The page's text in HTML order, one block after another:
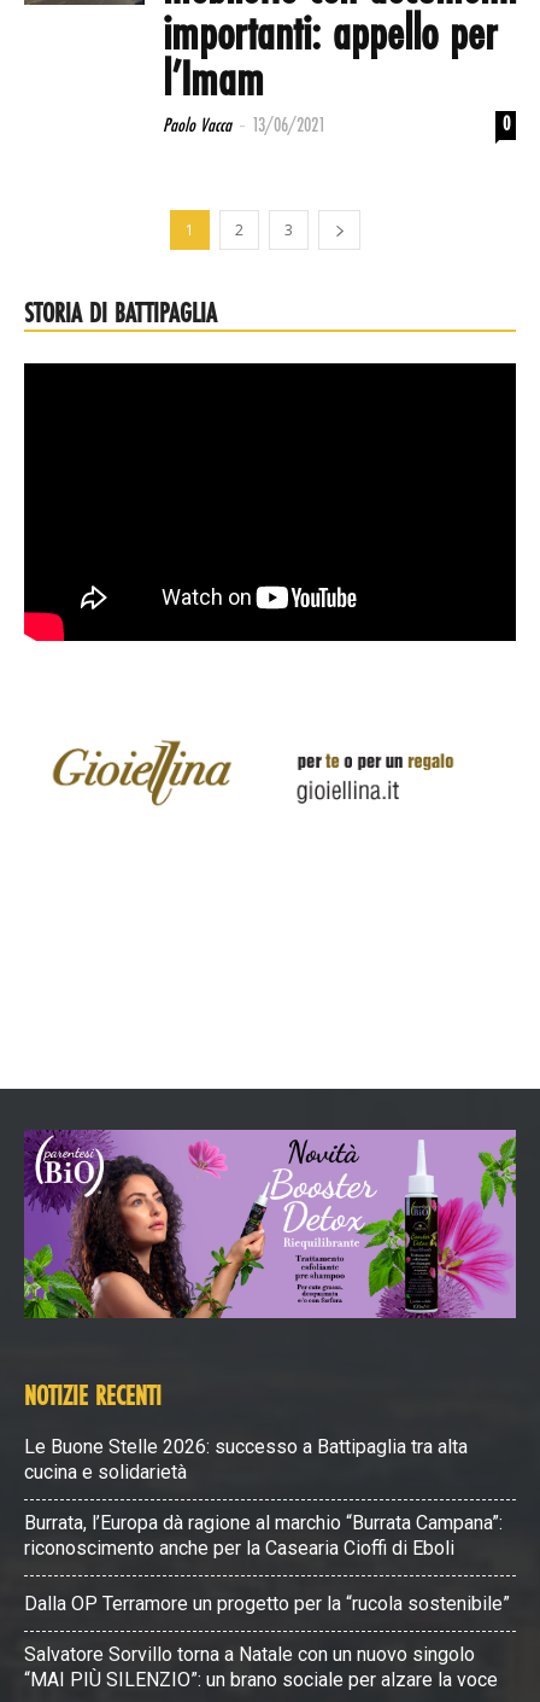
importanti: appello per
l’Imam
Paolo Vacca - 13/06/2021 0
1 2 3
STORIA DI BATTIPAGLIA
NOTIZIE RECENTI
Le Buone Stelle 2026: successo a Battipaglia tra alta
cucina e solidarietà
Burrata, l’Europa dà ragione al marchio “Burrata Campana”:
riconoscimento anche per la Casearia Cioffi di Eboli
Dalla OP Terramore un progetto per la “rucola sostenibile”
Salvatore Sorvillo torna a Natale con un nuovo singolo
“MAI PIÙ SILENZIO”: un brano sociale per alzare la voce